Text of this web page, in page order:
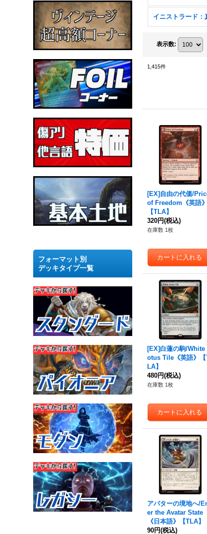
フォーマット別
デッキタイプ一覧
表示数:
1,415件
[EX]自由の代価/
of Freedom《英語》
【TLA】
320円(税込)
在庫数 1枚
[EX]白蓮の駒/White
otus Tile《英語》【
LA】
480円(税込)
在庫数 1枚
アバターの境地へ/
er the Avatar State
《日本語》【TLA】
90円(税込)